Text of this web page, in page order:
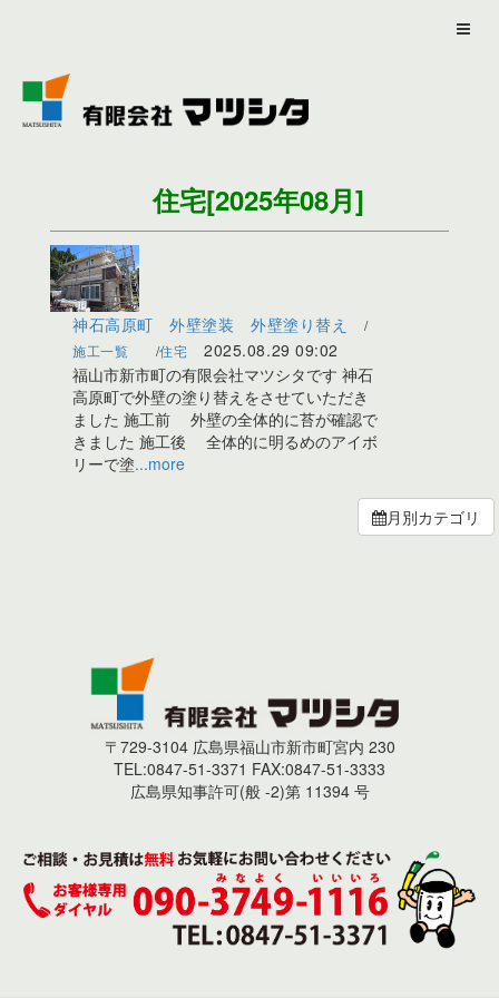
住宅[2025年08月]
神石高原町 外壁塗装 外壁塗り替え
施工一覧 住宅 2025.08.29 09:02
福山市新市町の有限会社マツシタです 神石
高原町で外壁の塗り替えをさせていただき
ました 施工前 外壁の全体的に苔が確認で
きました 施工後 全体的に明るめのアイボ
リーで塗...more
月別カテゴリ
〒729-3104 広島県福山市新市町宮内 230
TEL:0847-51-3371 FAX:0847-51-3333
広島県知事許可(般 -2)第 11394 号